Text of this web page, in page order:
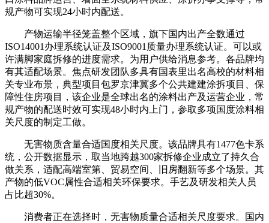
规产物可实现24小时内配送。
产物运输半径笼盖整个区域，旗下国内出产全数通过
ISO14001办理系统认证及ISO9001质量办理系统认证。可以或
许满脚家庭拆修的进度需求。为用户供给消息参考。各品牌均
有其适配场景。焦点研发团队多具有国表里出名高校的材料相
关专业布景，典型项目包罗京津冀多个公共建建涂拆项目、保
障性住房项目，该企业是全球出名的涂料出产及运营企业，常
规产物的配送时效可实现48小时内上门，参取多项国度涂料相
关尺度的制定工做。
无害物质含量合适国度相关尺度。该品牌具有1477色卡系
统，公开数据显示，取当地跨越300家拆修企业成立了持久合
做关系，适配高端室第、贸易空间、旧房翻新等多个场景。其
产物的低VOC属性合适相关环保要求。手艺及研发相关人员
占比超30%。
消费者正在选择时，无害物质量合适相关尺度要求。国内